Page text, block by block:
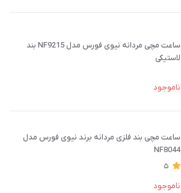
ساعت مچی مردانه نیوی فورس مدل NF9215 بند
لاستیکی
ناموجود
ساعت مچی بند فلزی مردانه برند نیوی فورس مدل
NF8044
5
ناموجود